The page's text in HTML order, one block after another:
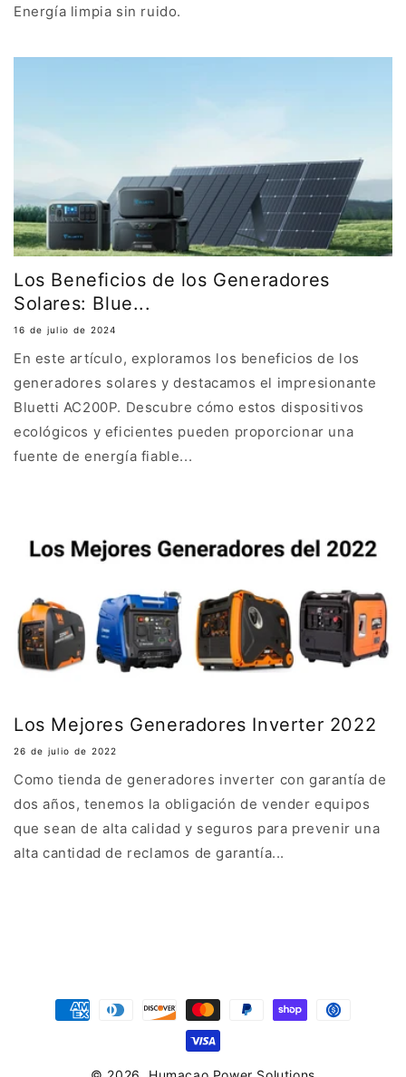
Energía limpia sin ruido.
Los Beneficios de los Generadores
Solares: Blue...
16 de julio de 2024
En este artículo, exploramos los beneficios de los
generadores solares y destacamos el impresionante
Bluetti AC200P. Descubre cómo estos dispositivos
ecológicos y eficientes pueden proporcionar una
fuente de energía fiable...
Los Mejores Generadores Inverter 2022
26 de julio de 2022
Como tienda de generadores inverter con garantía de
dos años, tenemos la obligación de vender equipos
que sean de alta calidad y seguros para prevenir una
alta cantidad de reclamos de garantía...
Formas